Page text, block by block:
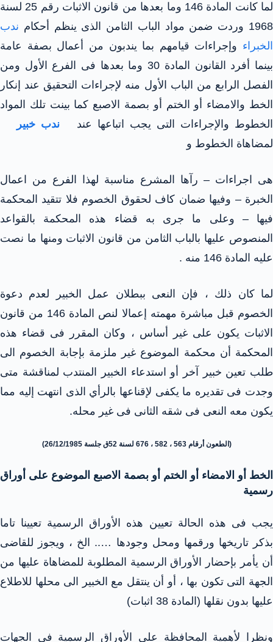
لما كانت المادة 146 وما بعدها من قانون الاثبات رقم 25 لسنة
1968 وردت ضمن مواد الباب الثامن الذى ينظم أحكام
ندب
الخبراء وإجراءات قيامهم بما يندبون من أعمال بصفة عامة
بينما أفرد القانون المادة 30 وما بعدها فى الفرع الأول ومن
الفصل الرابع من الباب الأول منه لإجراءات التحقيق عند إنكار
الخط والامضاء أو الختم أو بصمة الاصبع كما بينت تلك المواد
الخطوط والإجراءات التى يجب اتباعها عند ندب خبير
لمضاهاة الخطوط و
هى اجراءات – رآها المشرع مناسبة لهذا الفرع من اعمال
الخبرة – وفيها ضمان كاف لحقوق الخصوم فلا تتقيد المحكمة
فيها – وعلى ما جرى به قضاء هذه المحكمة بالقواعد
المنصوص عليها بالباب الثامن من قانون الاثبات ومنها ما نصت
عليه المادة 146 منه .
لما كان ذلك ، فإن النعى ببطلان عمل الخبير لعدم دعوة
الخصوم قبل مباشرة مهمته إعمالا لنص المادة 146 من قانون
الاثبات يكون على غير أساس ، وكان المقرر فى قضاء هذه
المحكمة أن محكمة الموضوع غير ملزمة بإجابة الخصوم الى
طلب تعين خبير آخر أو استدعاء الخبير المنتدب لمناقشة متى
وجدت فى تقديره ما يكفى لإقناعها بالرأي الذى انتهت إليه مما
يكون معه النعى فى شقه الثانى فى غير محله.
(الطعون أرقام 563 ، 582 ، 676 لسنة 52ق جلسة 26/12/1985)
الخط أو الامضاء أو الختم أو بصمة الاصبع الموضوع على أوراق
رسمية
يجب فى هذه الحالة تعيين هذه الأوراق الرسمية تعيينا تاما
بذكر تاريخها ورقمها ومحل وجودها ….. الخ ، ويجوز للقاضى
أن يأمر بإحضار الأوراق الرسمية المطلوبة للمضاهاة عليها من
الجهة التى تكون بها ، أو أن ينتقل مع الخبير الى محلها للاطلاع
عليها بدون نقلها (المادة 38 اثبات)
ونظرا لأهمية المحافظة على الأوراق الرسمية فى الجهات